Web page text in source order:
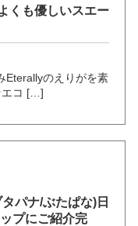
くも優しいスエー
Eterallyのえりがを素
エコ […]
パナ/ぶたぱな)日
プにご紹介完